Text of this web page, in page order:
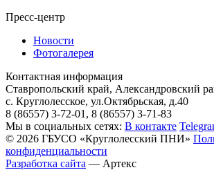
Пресс-центр
Новости
Фотогалерея
Контактная информация
Ставропольский край, Александровский
с. Круглолесское, ул.Октябрьская, д.40
8 (86557) 3-72-01, 8 (86557) 3-71-83
Мы в социальных сетях: В контакте
© 2026 ГБУСО «Круглолесский ПНИ»
конфиденциальности
Разработка сайта — Артекс